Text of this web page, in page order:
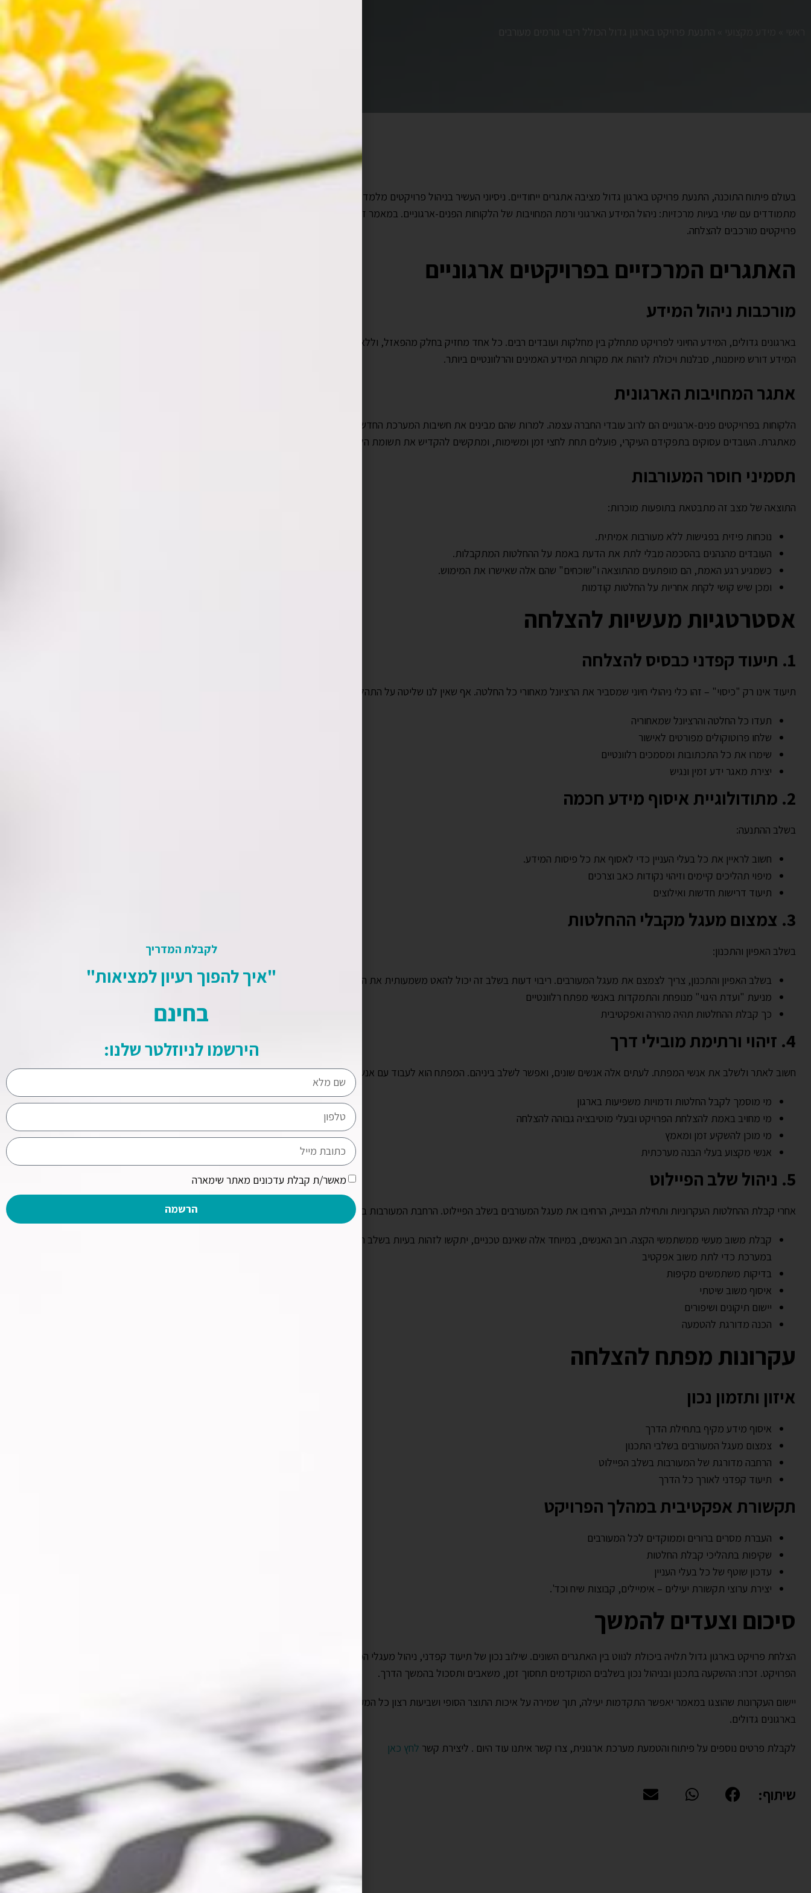
בעולם פיתוח התוכנה, התנעת פרויקט בארגון גדול מציבה אתגרים ייחודיים. ניסיוני העשיר בניהול פרויקטים מלמד שהצלחת הפרויקט תלויה במידה רבה באופן שבו
מתמודדים עם שתי בעיות מרכזיות: ניהול המידע הארגוני ורמת המחויבות של הלקוחות הפנים-ארגוניים. במאמר זה אשתף תובנות מעשיות שיעזרו לכם להוביל
פרויקטים מורכבים להצלחה.
האתגרים המרכזיים בפרויקטים ארגוניים
מורכבות ניהול המידע
בארגונים גדולים, המידע החיוני לפרויקט מתחלק בין מחלקות ועובדים רבים. כל אחד מחזיק בחלק מהפאזל, וללא תיאום נכון, קשה לקבל תמונה מלאה. איסוף
המידע דורש מיומנות, סבלנות ויכולת לזהות את מקורות המידע האמינים והרלוונטיים ביותר.
אתגר המחויבות הארגונית
הלקוחות בפרויקטים פנים-ארגוניים הם לרוב עובדי החברה עצמה. למרות שהם מבינים את חשיבות המערכת החדשה ומודעים ליתרונותיה, המציאות היומיומית
מאתגרת. העובדים עסוקים בתפקידם העיקרי, פועלים תחת לחצי זמן ומשימות, ומתקשים להקדיש את תשומת הלב הנדרשת לפיתוח המערכת החדשה.
תסמיני חוסר המעורבות
התוצאה של מצב זה מתבטאת בתופעות מוכרות:
נוכחות פיזית בפגישות ללא מעורבות אמיתית.
העובדים מהנהנים בהסכמה מבלי לתת את הדעת באמת על ההחלטות המתקבלות.
כשמגיע רגע האמת, הם מופתעים מהתוצאה ו"שוכחים" שהם אלה שאישרו את המימוש.
ומכן שיש קושי לקחת אחריות על החלטות קודמות
אסטרטגיות מעשיות להצלחה
1. תיעוד קפדני כבסיס להצלחה
תיעוד אינו רק "כיסוי" – זהו כלי ניהולי חיוני שמסביר את הרציונל מאחורי כל החלטה. אף שאין לנו שליטה על התהליכים הפנים-ארגוניים, יש לנו כלי חשוב – תיעוד:
תעדו כל החלטה והרציונל שמאחוריה
שלחו פרוטוקולים מפורטים לאישור
שימרו את כל התכתובות ומסמכים רלוונטיים
יצירת מאגר ידע זמין ונגיש
2. מתודולוגיית איסוף מידע חכמה
בשלב ההתנעה:
חשוב לראיין את כל בעלי העניין כדי לאסוף את כל פיסות המידע.
מיפוי תהליכים קיימים וזיהוי נקודות כאב וצרכים
תיעוד דרישות חדשות ואילוצים
3. צמצום מעגל מקבלי ההחלטות
בשלב האפיון והתכנון:
בשלב האפיון והתכנון, צריך לצמצם את מעגל המעורבים. ריבוי דעות בשלב זה יכול להאט משמעותית את התקדמות הפרויקט.
מניעת "ועדת היגוי" מנופחת והתמקדות באנשי מפתח רלוונטיים
כך קבלת ההחלטות תהיה מהירה ואפקטיבית
4. זיהוי ורתימת מובילי דרך
חשוב לאתר ולשלב את אנשי המפתח. לעתים אלה אנשים שונים, ואפשר לשלב ביניהם. המפתח הוא לעבוד עם אנשים שיכולים וגם רוצים לקדם את הפרויקט.:
מי מוסמך לקבל החלטות ודמויות משפיעות בארגון
מי מחויב באמת להצלחת הפרויקט ובעלי מוטיבציה גבוהה להצלחה
מי מוכן להשקיע זמן ומאמץ
אנשי מקצוע בעלי הבנה מערכתית
5. ניהול שלב הפיילוט
אחרי קבלת ההחלטות העקרוניות ותחילת הבנייה, הרחיבו את מעגל המעורבים בשלב הפיילוט. הרחבת המעורבות בשלב זה כוללת:
קבלת משוב מעשי ממשתמשי הקצה. רוב האנשים, במיוחד אלה שאינם טכניים, יתקשו לזהות בעיות בשלב האפיון התיאורטי. הם צריכים לראות ולהתנסות
במערכת כדי לתת משוב אפקטיב
בדיקות משתמשים מקיפות
איסוף משוב שיטתי
יישום תיקונים ושיפורים
הכנה מדורגת להטמעה
עקרונות מפתח להצלחה
איזון ותזמון נכון
איסוף מידע מקיף בתחילת הדרך
צמצום מעגל המעורבים בשלבי התכנון
הרחבה מדורגת של המעורבות בשלב הפיילוט
תיעוד קפדני לאורך כל הדרך
תקשורת אפקטיבית במהלך הפרויקט
העברת מסרים ברורים וממוקדים לכל המעורבים
שקיפות בתהליכי קבלת החלטות
עדכון שוטף של כל בעלי העניין
יצירת ערוצי תקשורת יעילים – אימיילים, קבוצות שיח וכד'.
סיכום וצעדים להמשך
הצלחת פרויקט בארגון גדול תלויה ביכולת לנווט בין האתגרים השונים. שילוב נכון של תיעוד קפדני, ניהול מעגלי המעורבות, ותקשורת אפקטיבית יוביל להצלחת
הפרויקט. זכרו: ההשקעה בתכנון ובניהול נכון בשלבים המוקדמים תחסוך זמן, משאבים ותסכול בהמשך הדרך.
יישום העקרונות שהוצגו במאמר יאפשר התקדמות יעילה, תוך שמירה על איכות התוצר הסופי ושביעות רצון כל המעורבים. זהו המפתח להצלחת פרויקטים מורכבים
בארגונים גדולים.
לקבלת פרטים נוספים על פיתוח והטמעת מערכת ארגונית, צרו קשר איתנו עוד היום . ליצירת קשר לחץ כאן
שיתוף:
ניווט מהיר
לקבלת המדריך
"איך להפוך רעיון למציאות"
בחינם
הירשמו לניוזלטר שלנו:
מאשר/ת קבלת עדכונים מאתר שימארה
הרשמה